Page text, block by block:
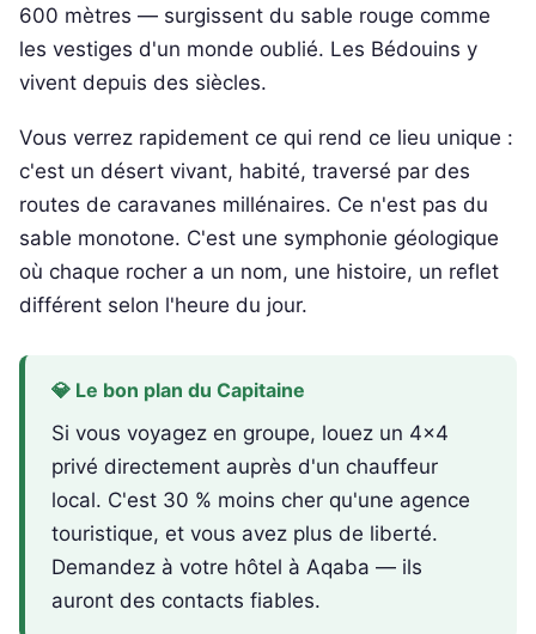
600 mètres — surgissent du sable rouge comme
les vestiges d'un monde oublié. Les Bédouins y
vivent depuis des siècles.
Vous verrez rapidement ce qui rend ce lieu unique :
c'est un désert vivant, habité, traversé par des
routes de caravanes millénaires. Ce n'est pas du
sable monotone. C'est une symphonie géologique
où chaque rocher a un nom, une histoire, un reflet
différent selon l'heure du jour.
💎 Le bon plan du Capitaine
Si vous voyagez en groupe, louez un 4x4
privé directement auprès d'un chauffeur
local. C'est 30 % moins cher qu'une agence
touristique, et vous avez plus de liberté.
Demandez à votre hôtel à Aqaba — ils
auront des contacts fiables.